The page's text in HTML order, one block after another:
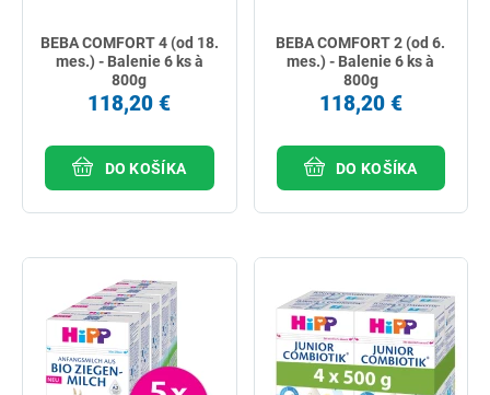
BEBA COMFORT 4 (od 18.
mes.) - Balenie 6 ks à
800g
118,20 €
DO KOŠÍKA
BEBA COMFORT 2 (od 6.
mes.) - Balenie 6 ks à
800g
118,20 €
DO KOŠÍKA